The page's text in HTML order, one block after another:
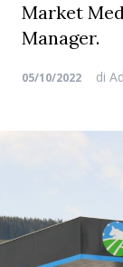
Market
Manager.
05/10/2022 di